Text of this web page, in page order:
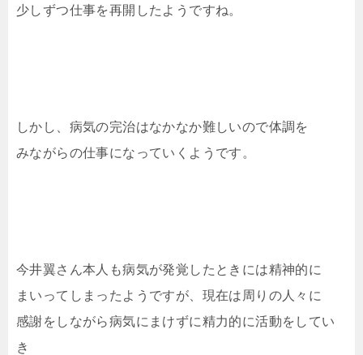
少しずつ仕事を再開したようですね。
しかし、病気の完治はなかなか難しいので体調を
みながらの仕事になっていくようです。
今井翼さん本人も病気が発覚したときには精神的に
まいってしまったようですが、現在は周りの人々に
感謝をしながら病気にまけずに精力的に活動をしてい
き